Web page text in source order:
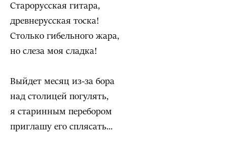
Старорусская гитара,
древнерусская тоска!
Столько гибельного жара,
но слеза моя сладка!
Выйдет месяц из-за бора
над столицей погулять,
я старинным перебором
приглашу его сплясать...